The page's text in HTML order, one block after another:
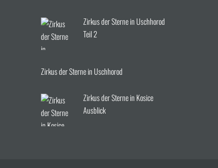
Zirkus der Sterne in Uschhorod
Teil 2
Zirkus der Sterne in Uschhorod
Zirkus der Sterne in Kosice
Ausblick